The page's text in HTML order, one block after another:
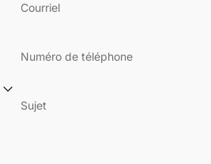
Courriel
Numéro de téléphone
Sujet